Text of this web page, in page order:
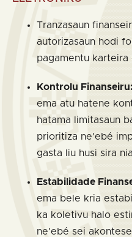
Tranzasaun
autorizasaun hodi
pagamentu
Kontrolu Finanseiru:
ema atu hatene
hatama limitasaun
prioritiza ne'ebé
gasta liu husi sira
Estabilidade
ema bele kria
ka koletivu halo
ne'ebé sei